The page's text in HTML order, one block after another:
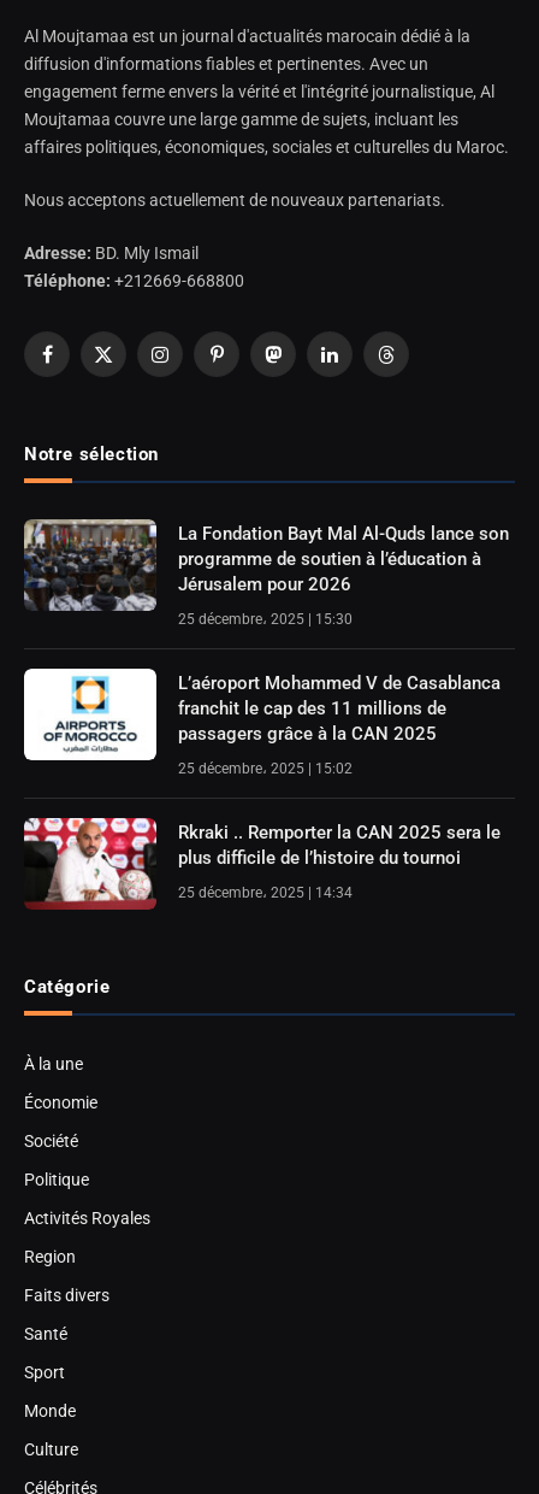
Al Moujtamaa est un journal d'actualités marocain dédié à la
diffusion d'informations fiables et pertinentes. Avec un
engagement ferme envers la vérité et l'intégrité journalistique, Al
Moujtamaa couvre une large gamme de sujets, incluant les
affaires politiques, économiques, sociales et culturelles du Maroc.
Nous acceptons actuellement de nouveaux partenariats.
Adresse: BD. Mly Ismail
Téléphone: +212669-668800
Facebook
X
InstagramPinterestMastodonLinkedInThreads
Notre sélection
La Fondation Bayt Mal Al-Quds lance son
programme de soutien à l’éducation à
Jérusalem pour 2026
25 décembre، 2025 | 15:30
L’aéroport Mohammed V de Casablanca
franchit le cap des 11 millions de
passagers grâce à la CAN 2025
25 décembre، 2025 | 15:02
Rkraki .. Remporter la CAN 2025 sera le
plus difficile de l’histoire du tournoi
25 décembre، 2025 | 14:34
Catégorie
À la une
Économie
Société
Politique
Activités Royales
Region
Faits divers
Santé
Sport
Monde
Culture
Célébrités